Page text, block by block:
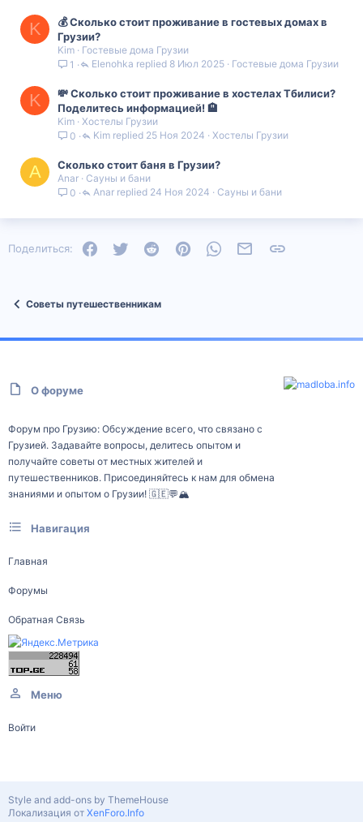
K
💰 Сколько стоит проживание в гостевых домах в
Грузии?
Kim
Гостевые дома Грузии
1
Гостевые дома Грузии
8 Июл 2025
Elenohka
K
💸 Сколько стоит проживание в хостелах Тбилиси?
Поделитесь информацией! 🏨
Kim Хостелы Грузии
0
Хостелы Грузии
25 Ноя 2024
Kim
A Сколько стоит баня в Грузии?
Anar Сауны и бани
0
Сауны и бани
24 Ноя 2024
Anar
Поделиться: FacebookTwitter Reddit PinterestWhatsAppЭлектронная почта
Советы путешественникам
О форуме
Форум про Грузию: Обсуждение всего, что связано с
Грузией. Задавайте вопросы, делитесь опытом и
получайте советы от местных жителей и
путешественников. Присоединяйтесь к нам для обмена
знаниями и опытом о Грузии! 🇬🇪💬🏔️
Навигация
Главная
Форумы
Обратная Связь
Меню
Войти
Style and add-ons by ThemeHouse
Локализация от XenForo.Info